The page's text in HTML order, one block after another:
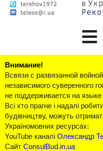
Внимание!
Всвязи с развязанной
независимого суверенного
не поддерживается на языке
Всі хто прагне і надалі
будівництву, можуть
Україномовних ресурсах:
YouTube каналі Олександр
Сайт ConsulBud.in.ua